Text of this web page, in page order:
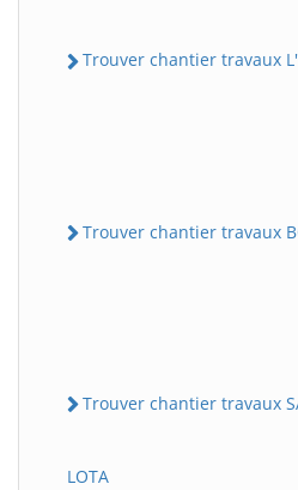
Trouver chantier travaux
Trouver chantier travaux
Trouver chantier travaux
LOTA